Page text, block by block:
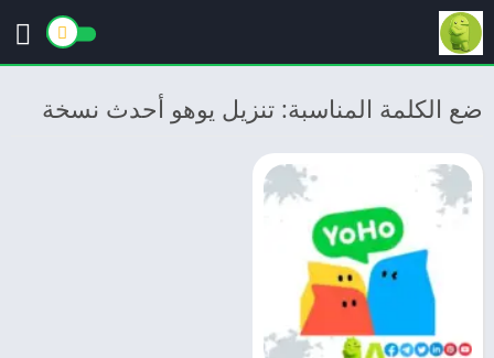
ضع الكلمة المناسبة: تنزيل يوهو أحدث نسخة